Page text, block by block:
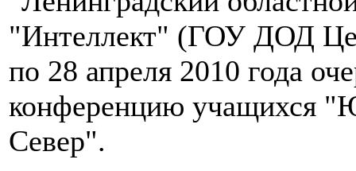
"Интеллект" (ГОУ ДОД
по 28 апреля 2010 года
конференцию учащихся
Север".